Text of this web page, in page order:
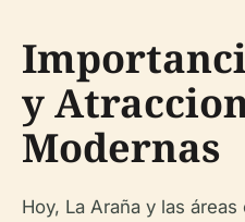
y
Modernas
Hoy, La Araña y las